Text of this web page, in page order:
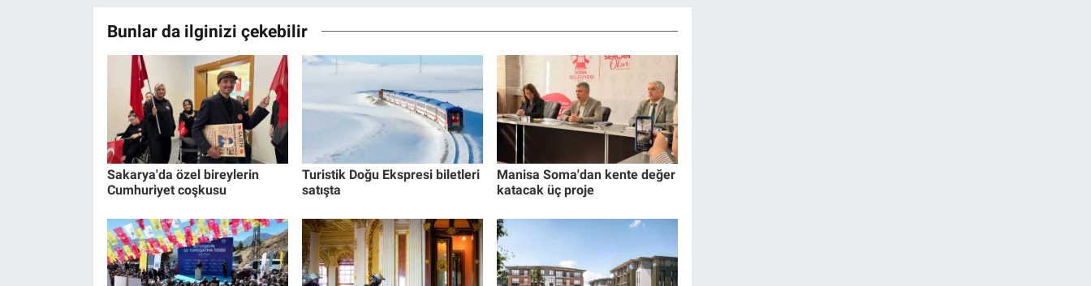
Bunlar da ilginizi çekebilir
Sakarya'da özel bireylerin
Cumhuriyet coşkusu
Turistik Doğu Ekspresi biletleri
satışta
Manisa Soma'dan kente değer
katacak üç proje